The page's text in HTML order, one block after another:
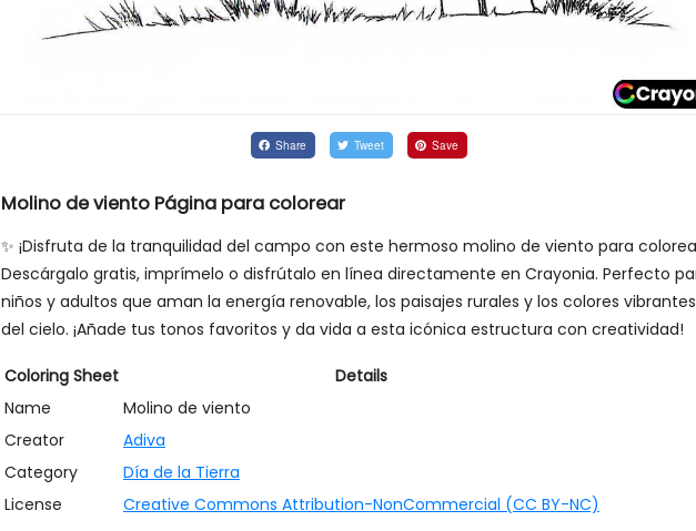
Share Tweet Save
Molino de viento Página para colorear
✨ ¡Disfruta de la tranquilidad del campo con este hermoso molino de viento para
Descárgalo gratis, imprímelo o disfrútalo en línea directamente en Crayonia. Perfecto
niños y adultos que aman la energía renovable, los paisajes rurales y los colores vibrantes
del cielo. ¡Añade tus tonos favoritos y da vida a esta icónica estructura con creatividad!
Coloring Sheet
Details
Name
Molino de viento
Creator
Adiva
Category
Día de la Tierra
License
Creative Commons Attribution-NonCommercial (CC BY-NC)